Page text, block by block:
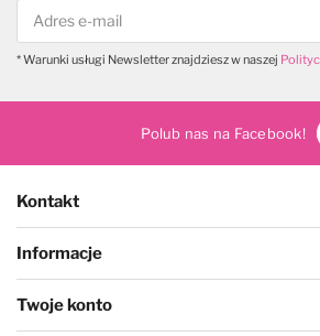
* Warunki usługi Newsletter znajdziesz w naszej
Polub nas na Facebook!
Kontakt
Informacje
Twoje konto